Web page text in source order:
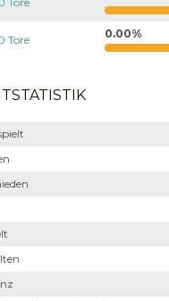
Tore 0.00%